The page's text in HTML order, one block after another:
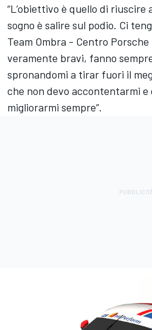
“L’obiettivo è quello di riuscire
sogno è salire sul podio. Ci
Team Ombra - Centro Porsche
veramente bravi, fanno
spronandomi a tirar fuori il
che non devo accontentarmi e
migliorarmi sempre”.